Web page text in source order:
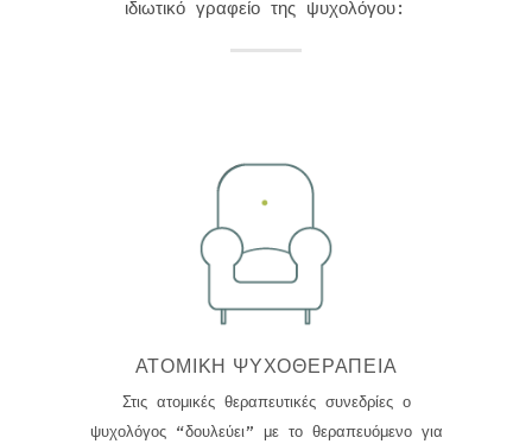
ιδιωτικό γραφείο της ψυχολόγου:
ΑΤΟΜΙΚΉ ΨΥΧΟΘΕΡΑΠΕΊΑ
Στις ατομικές θεραπευτικές συνεδρίες ο
ψυχολόγος “δουλεύει” με το θεραπευόμενο για